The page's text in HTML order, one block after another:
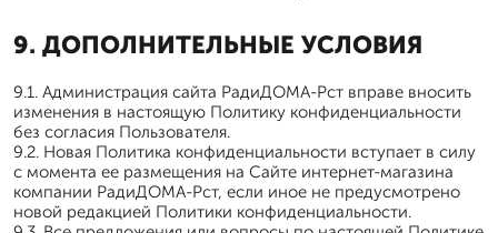
9. ДОПОЛНИТЕЛЬНЫЕ УСЛОВИЯ
9.1. Администрация сайта РадиДОМА-Рст вправе вносить
изменения в настоящую Политику конфиденциальности
без согласия Пользователя.
9.2. Новая Политика конфиденциальности вступает в силу
с момента ее размещения на Сайте интернет-магазина
компании РадиДОМА-Рст, если иное не предусмотрено
новой редакцией Политики конфиденциальности.